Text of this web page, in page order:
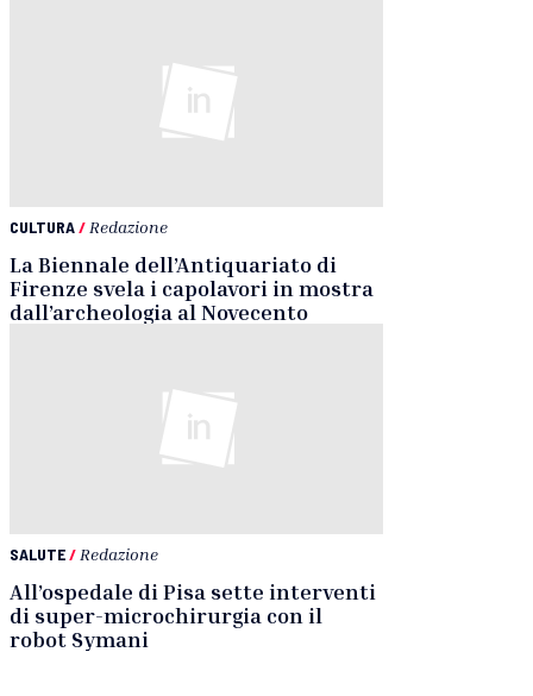
CULTURA/ Redazione
La Biennale dell’Antiquariato di
Firenze svela i capolavori in mostra
dall’archeologia al Novecento
SALUTE/ Redazione
All’ospedale di Pisa sette interventi
di super-microchirurgia con il
robot Symani